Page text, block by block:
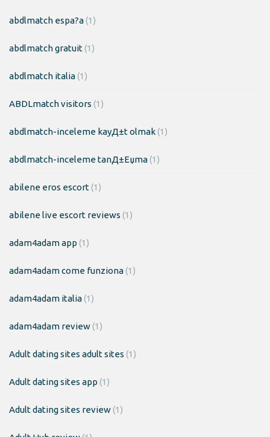
abdlmatch espa?a(1)
abdlmatch gratuit(1)
abdlmatch italia(1)
ABDLmatch visitors (1)
abdlmatch-inceleme kayД±t olmak(1)
abdlmatch-inceleme tanД±Еџma(1)
abilene eros escort(1)
abilene live escort reviews (1)
adam4adam app (1)
adam4adam come funziona(1)
adam4adam italia(1)
adam4adam review(1)
Adult dating sites adult sites (1)
Adult dating sites app (1)
Adult dating sites review(1)